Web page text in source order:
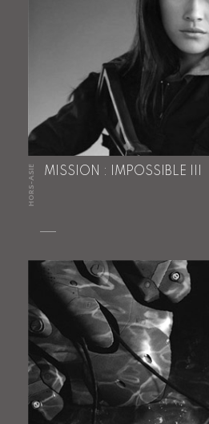
HORS-ASIE MISSION : IMPOSSIBLE III